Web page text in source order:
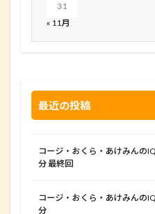
31
« 11月
最近の投稿
コージ・おくら・あけみんの
分 最終回
コージ・おくら・あけみんの
分